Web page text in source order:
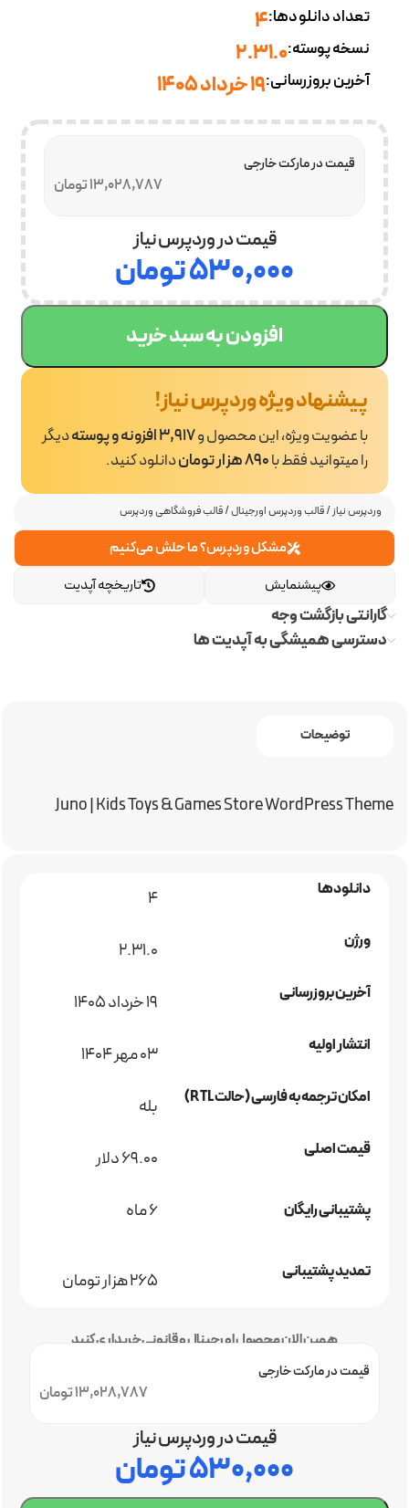
وردپرس نیاز/قالب وردپرس اورجینال/قالب فروشگاهی وردپرس
مشکل وردپرس؟ ما حلش می‌کنیم
تاریخچه آپدیت
پیشنمایش
گارانتی بازگشت وجه
دسترسی همیشگی به آپدیت ها
تعداد دانلودها:4
نسخه پوسته:2.31.0
آخرین بروزرسانی:19 خرداد 1405
13,028,787 تومان
قیمت در مارکت خارجی
قیمت در وردپرس نیاز
۵۳۰,۰۰۰تومان
افزودن به سبد خرید
پیشنهاد ویژه وردپرس نیاز!
با عضویت ویژه، این محصول و3,917 افزونه و پوسته
دیگر
را میتوانید فقط با890 هزار تومان دانلود کنید.
توضیحات
Juno | Kids Toys & Games Store WordPress Theme
دانلودها 4
ورژن 2.31.0
آخرین بروزرسانی 19 خرداد 1405
انتشار اولیه 03 مهر 1404
امکان ترجمه به فارسی (حالت RTL) بله
قیمت اصلی 69.00 دلار
پشتیبانی رایگان 6 ماه
تمدید پشتیبانی 265 هزار تومان
همین الان محصول اورجینال و قانونی خریداری کنید
13,028,787 تومان
قیمت در مارکت خارجی
قیمت در وردپرس نیاز
۵۳۰,۰۰۰تومان